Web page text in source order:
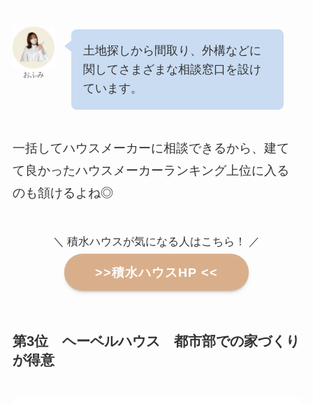
おふみ
土地探しから間取り、外構などに
関してさまざまな相談窓口を設け
ています。
一括してハウスメーカーに相談できるから、建て
て良かったハウスメーカーランキング上位に入る
のも頷けるよね◎
＼ 積水ハウスが気になる人はこちら！ ／
>>積水ハウスHP <<
第3位 ヘーベルハウス 都市部での家づくり
が得意